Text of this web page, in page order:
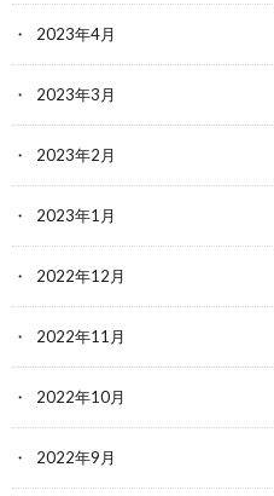
2023年4月
2023年3月
2023年2月
2023年1月
2022年12月
2022年11月
2022年10月
2022年9月